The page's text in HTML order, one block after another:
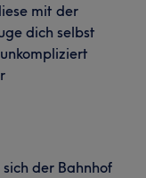
mit der
dich selbst
der Bahnhof